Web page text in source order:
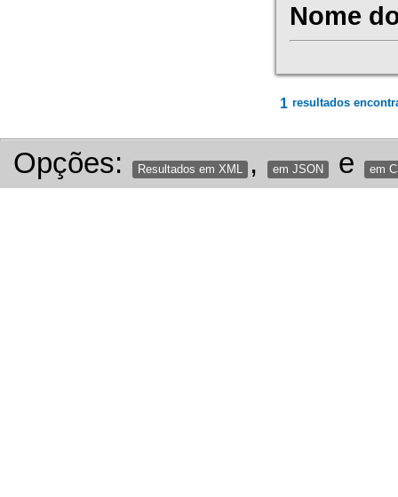
Nome
1 resultados
Opções: Resultados em XML , em JSON e em